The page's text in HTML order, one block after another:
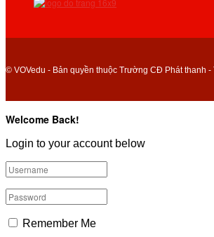
© VOVedu - Bản quyền thuộc Trường CĐ Phát thanh -
Welcome Back!
Login to your account below
Remember Me